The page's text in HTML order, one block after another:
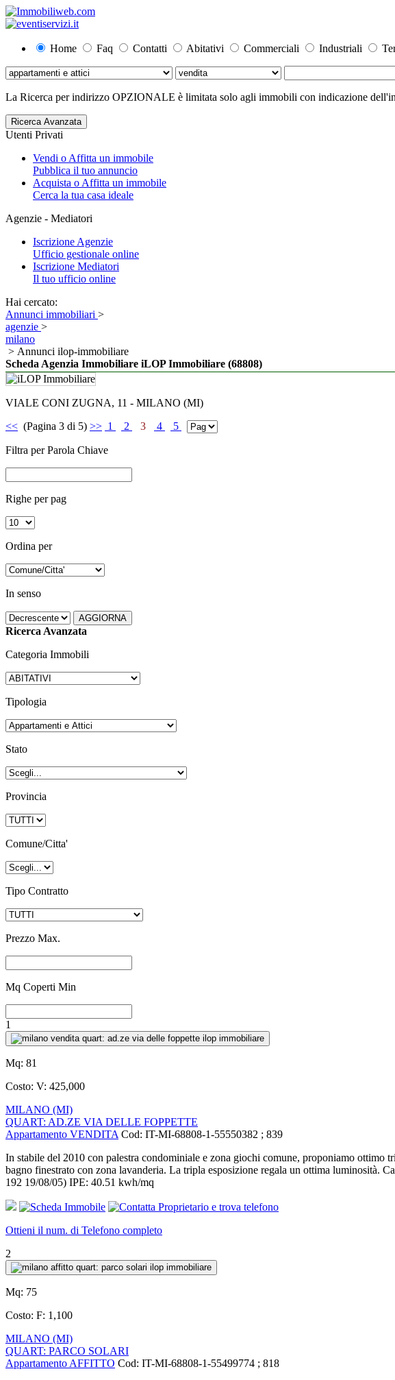
Home Faq Contatti Abitativi Commerciali Industriali
La Ricerca per indirizzo OPZIONALE è limitata solo agli immobili con indicazione
Ricerca Avanzata
Utenti Privati
Vendi o Affitta un immobile
Pubblica il tuo annuncio
Acquista o Affitta un immobile
Cerca la tua casa ideale
Agenzie - Mediatori
Iscrizione Agenzie
Ufficio gestionale online
Iscrizione Mediatori
Il tuo ufficio online
Hai cercato:
Annunci immobiliari >
agenzie >
milano
> Annunci ilop-immobiliare
Scheda Agenzia Immobiliare iLOP Immobiliare (68808)
VIALE CONI ZUGNA, 11 - MILANO (MI)
<< (Pagina 3 di 5) >> 1 2 3 4 5
Filtra per Parola Chiave
Righe per pag
Ordina per
In senso
Ricerca Avanzata
Categoria Immobili
Tipologia
Stato
Provincia
Comune/Citta'
Tipo Contratto
Prezzo Max.
Mq Coperti Min
1
Mq: 81
Costo: V: 425,000
MILANO (MI)
QUART: AD.ZE VIA DELLE FOPPETTE
Appartamento VENDITA Cod: IT-MI-68808-1-55550382 ; 839
In stabile del 2010 con palestra condominiale e zona giochi comune, proponiamo
bagno finestrato con zona lavanderia. La tripla esposizione regala un ottima
192 19/08/05) IPE: 40.51 kwh/mq
Ottieni il num. di Telefono completo
2
Mq: 75
Costo: F: 1,100
MILANO (MI)
QUART: PARCO SOLARI
Appartamento AFFITTO Cod: IT-MI-68808-1-55499774 ; 818